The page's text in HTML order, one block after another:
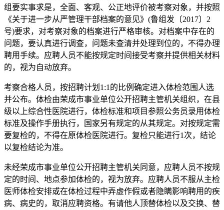
组要实事求是，全面、客观、公正地评价被考察对象，并按照
《关于进一步从严管理干部档案的意见》(鲁组发〔2017〕2
号)要求，对考察对象的档案进行严格审核。对档案中存在的
问题，要认真进行调查，问题未查清并处理到位的，不得办理
聘用手续。应聘人员不能按规定时间接受考察并提供相关材料
的，视为自动放弃。
考察合格人员，按招聘计划1:1的比例确定进入体检范围人选
并公布。体检由荣成市事业单位公开招聘主管机关组织，在县
级以上综合性医院进行，体检标准和项目参照公务员录用体检
标准及操作手册执行，国家另有规定的从其规定。对按规定需
要复检的，不得在原体检医院进行。复检只能进行1次，结论
以复检结论为准。
未经荣成市事业单位公开招聘主管机关同意，应聘人员不按规
定的时间、地点参加体检的，视为放弃。应聘人员不服从主检
医师体检安排或在体检过程中弄虚作假或者隐瞒影响聘用的疾
病、病史的，取消应聘资格。有请他人顶替体检以及交换、替